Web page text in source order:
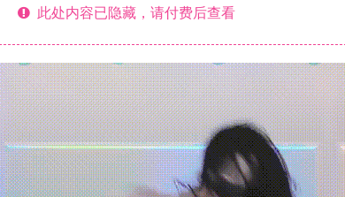
此处内容已隐藏，请付费后查看